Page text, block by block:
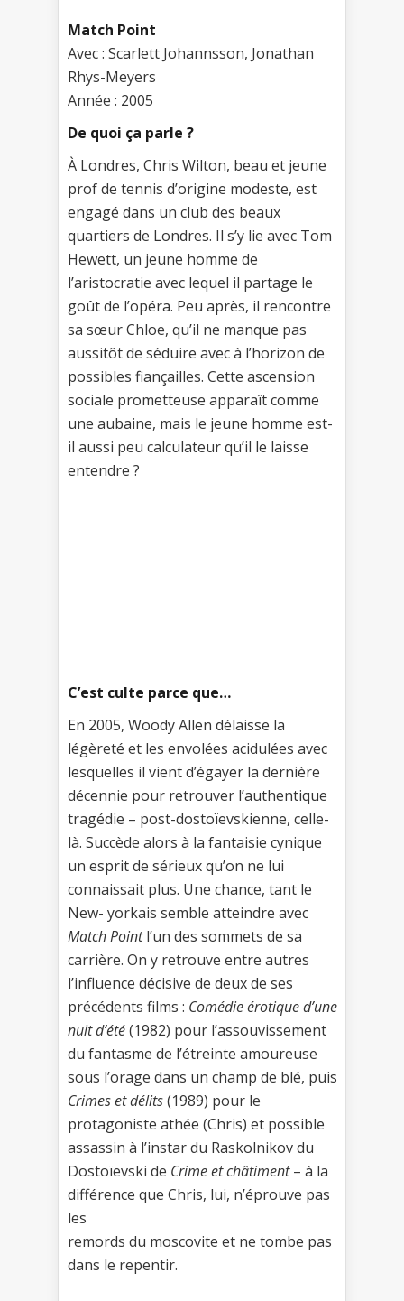
Match Point
Avec : Scarlett Johannsson, Jonathan
Rhys-Meyers
Année : 2005
De quoi ça parle ?
À Londres, Chris Wilton, beau et jeune
prof de tennis d’origine modeste, est
engagé dans un club des beaux
quartiers de Londres. Il s’y lie avec Tom
Hewett, un jeune homme de
l’aristocratie avec lequel il partage le
goût de l’opéra. Peu après, il rencontre
sa sœur Chloe, qu’il ne manque pas
aussitôt de séduire avec à l’horizon de
possibles fiançailles. Cette ascension
sociale prometteuse apparaît comme
une aubaine, mais le jeune homme est-
il aussi peu calculateur qu’il le laisse
entendre ?
C’est culte parce que…
En 2005, Woody Allen délaisse la
légèreté et les envolées acidulées avec
lesquelles il vient d’égayer la dernière
décennie pour retrouver l’authentique
tragédie – post-dostoïevskienne, celle-
là. Succède alors à la fantaisie cynique
un esprit de sérieux qu’on ne lui
connaissait plus. Une chance, tant le
New- yorkais semble atteindre avec
Match Pointl’un des sommets de sa
carrière. On y retrouve entre autres
l’influence décisive de deux de ses
précédents films : Comédie érotique d’une
nuit d’été(1982) pour l’assouvissement
du fantasme de l’étreinte amoureuse
sous l’orage dans un champ de blé, puis
Crimes et délits(1989) pour le
protagoniste athée (Chris) et possible
assassin à l’instar du Raskolnikov du
Dostoïevski de Crime et châtiment– à la
différence que Chris, lui, n’éprouve pas
les
remords du moscovite et ne tombe pas
dans le repentir.